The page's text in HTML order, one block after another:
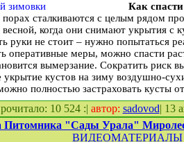
Как
сталкиваются с целым рядом
весной, когда они снимают укрытия
руки не стоит – нужно попытаться
оперативные меры, можно спасти
вымерзание. Сократить риск
укрытие кустов на зиму воздушно-
полностью застраховать кусты
10 524 :| автор: sadovod| 13
Питомника "Сады Урала"
ВИДЕОМАТЕРИАЛЫ